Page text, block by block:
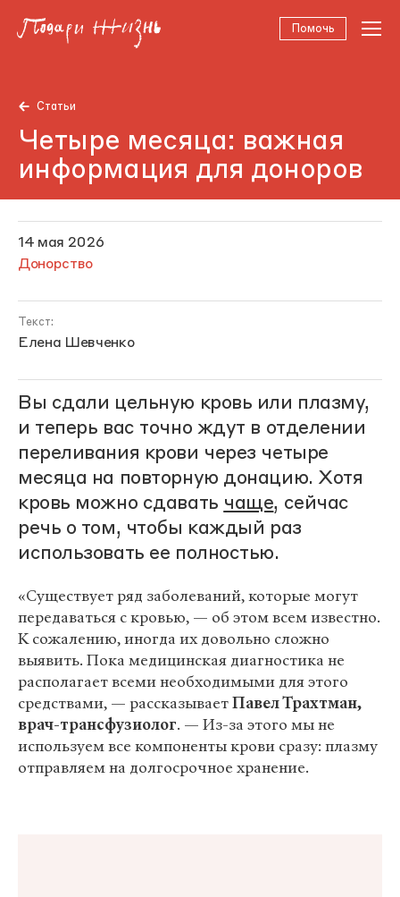
Помочь
Статьи
Четыре месяца: важная
информация для доноров
14 мая 2026
Донорство
Текст:
Елена Шевченко
Вы сдали цельную кровь или плазму,
и теперь вас точно ждут в отделении
переливания крови через четыре
месяца на повторную донацию. Хотя
кровь можно сдавать чаще, сейчас
речь о том, чтобы каждый раз
использовать ее полностью.
«Существует ряд заболеваний, которые могут
передаваться с кровью, — об этом всем известно.
К сожалению, иногда их довольно сложно
выявить. Пока медицинская диагностика не
располагает всеми необходимыми для этого
средствами, — рассказываетПавел Трахтман,
врач-трансфузиолог. — Из-за этого мы не
используем все компоненты крови сразу: плазму
отправляем на долгосрочное хранение.